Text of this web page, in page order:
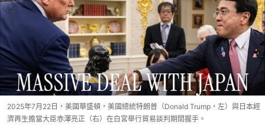
2025年7月22日，美國華盛頓，美國總統特朗普（Donald Trump，左）與日本經
濟再生擔當大臣赤澤亮正（右）在白宮舉行貿易談判期間握手。